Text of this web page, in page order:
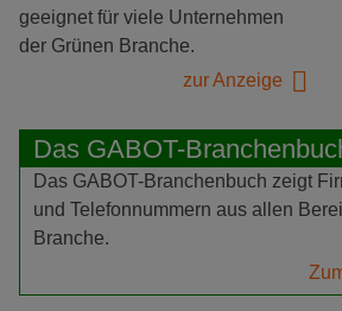
geeignet für viele Unternehmen
der Grünen Branche.
zur Anzeige
Das GABOT-
Das GABOT-Branchenbuch zeigt
und Telefonnummern aus allen
Branche.